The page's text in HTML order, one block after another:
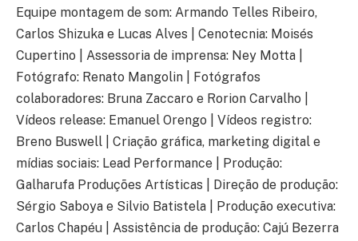
Equipe montagem de som: Armando Telles Ribeiro,
Carlos Shizuka e Lucas Alves | Cenotecnia: Moisés
Cupertino | Assessoria de imprensa: Ney Motta |
Fotógrafo: Renato Mangolin | Fotógrafos
colaboradores: Bruna Zaccaro e Rorion Carvalho |
Vídeos release: Emanuel Orengo | Vídeos registro:
Breno Buswell | Criação gráfica, marketing digital e
mídias sociais: Lead Performance | Produção:
Galharufa Produções Artísticas | Direção de produção:
Sérgio Saboya e Silvio Batistela | Produção executiva:
Carlos Chapéu | Assistência de produção: Cajú Bezerra